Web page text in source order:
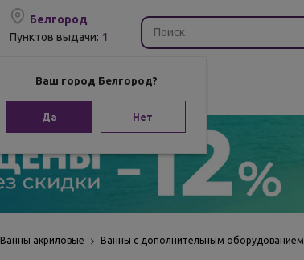
Белгород
Пунктов выдачи: 1
Ваш город Белгород?
Да Нет
Бренды
Ванны акриловые Ванны с дополнительным оборудованием